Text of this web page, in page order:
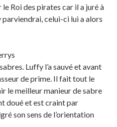
Roi des pirates car il a juré à
parviendrai, celui-ci lui a alors
Luffy l’a sauvé et avant
de prime. Il fait tout le
le meilleur manieur de sabre
doué et est craint par
son sens de l’orientation